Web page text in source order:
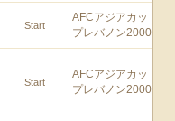
Start
AFCアジアカッ
プレバノン2000
Start
AFCアジアカッ
プレバノン2000